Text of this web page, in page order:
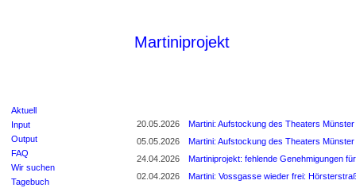
Martiniprojekt
Aktuell
Input
Output
FAQ
Wir suchen
Tagebuch
20.05.2026
Martini: Aufstockung des Theaters
05.05.2026
Martini: Aufstockung des Theaters
24.04.2026
Martiniprojekt: fehlende Genehmigungen
02.04.2026
Martini: Vossgasse wieder frei: